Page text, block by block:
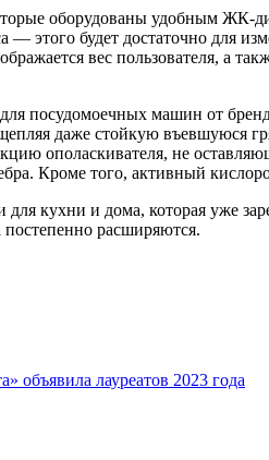
оборудованы удобным ЖК-
— этого будет достаточно
вес пользователя, а
посудомоечных машин от
даже стойкую въевшуюся
ополаскивателя, не
Кроме того, активный
кухни и дома, которая уже
постепенно расширяются.
объявила лауреатов 2023 года